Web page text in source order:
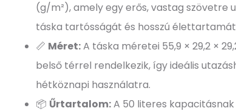
(g/m²), amely egy erős, vastag szövetre
táska tartósságát és hosszú
📏 Méret:A táska méretei 55,9 × 29,2 ×
belső térrel rendelkezik, így ideális
hétköznapi használatra.
📦 Űrtartalom:A 50 literes